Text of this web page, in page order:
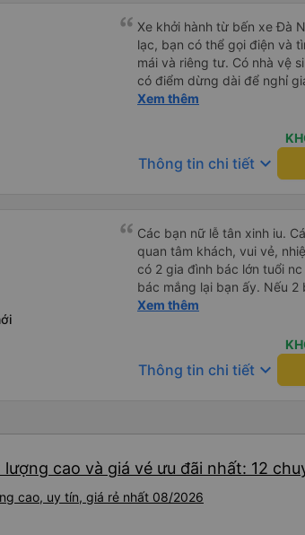
Xe khởi hành từ bến xe Đà
lạc, bạn có thể gọi điện và
mái và riêng tư. Có nhà vệ
có điểm dừng dài để nghỉ
tuyệt vời.
Xem thêm
Thông tin chi tiết keyboard_arrow_down
Các bạn nữ lễ tân xinh iu.
quan tâm khách, vui vẻ, nhiệt tình. Trong
có 2 gia đình bác lớn tuổi
bác mắng lại bạn ấy. Nếu 2
ngược lại nha. Bạn ấy nhắc
nhau xuất hiện trong giấc mơ của mình luôn. Nên nếu
bị phản ánh thì đừng trừ
thì bảo bạn ấy liên hệ sđt
(một mình) yêu luôn.
10/10.
Xem thêm
Thông tin chi tiết keyboard_arrow_down
cao và giá vé ưu đãi nhất: 12
cao, uy tín, giá rẻ nhất 08/2026